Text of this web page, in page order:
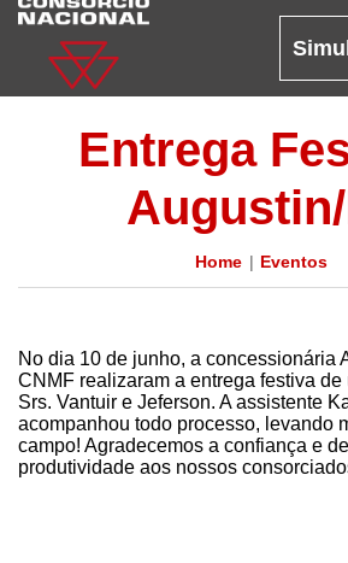
Entrega
Home Eventos
No dia 10 de junho, a concessionária
CNMF realizaram a entrega festiva de
Srs. Vantuir e Jeferson. A assistente
acompanhou todo processo, levando
campo! Agradecemos a confiança e
produtividade aos nossos